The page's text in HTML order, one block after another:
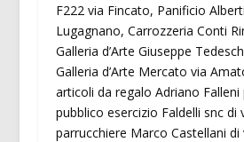
F222 via Fincato, Panificio
Lugagnano, Carrozzeria Conti
Galleria d’Arte Giuseppe
Galleria d’Arte Mercato via
articoli da regalo Adriano Falleni
pubblico esercizio Faldelli snc di
parrucchiere Marco Castellani di